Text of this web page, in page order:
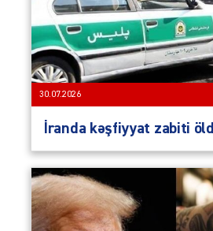
30.07.2026
İranda kəşfiyyat zabiti